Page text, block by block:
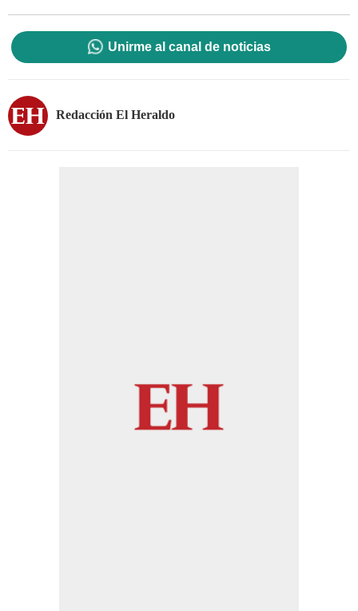
Unirme al canal de noticias
Redacción El Heraldo